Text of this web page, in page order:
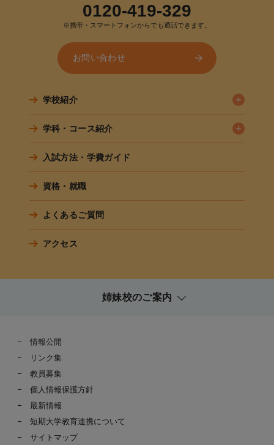
0120-419-329
※携帯・スマートフォンからでも通話できます。
お問い合わせ
学校紹介
学科・コース紹介
入試方法・学費ガイド
資格・就職
よくあるご質問
アクセス
姉妹校のご案内
情報公開
リンク集
教員募集
個人情報保護方針
最新情報
短期大学教育連携について
サイトマップ